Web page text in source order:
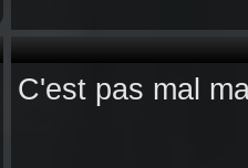
C'est pas mal